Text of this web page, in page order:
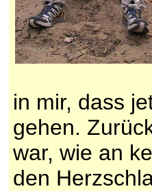
in mir, dass
gehen.
war, wie an
den